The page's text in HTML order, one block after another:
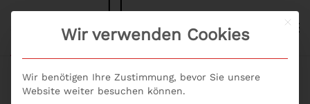
Skip to main content
Mit
Wir verwenden Cookies
Wir benötigen Ihre Zustimmung, bevor Sie unsere
Website weiter besuchen können.